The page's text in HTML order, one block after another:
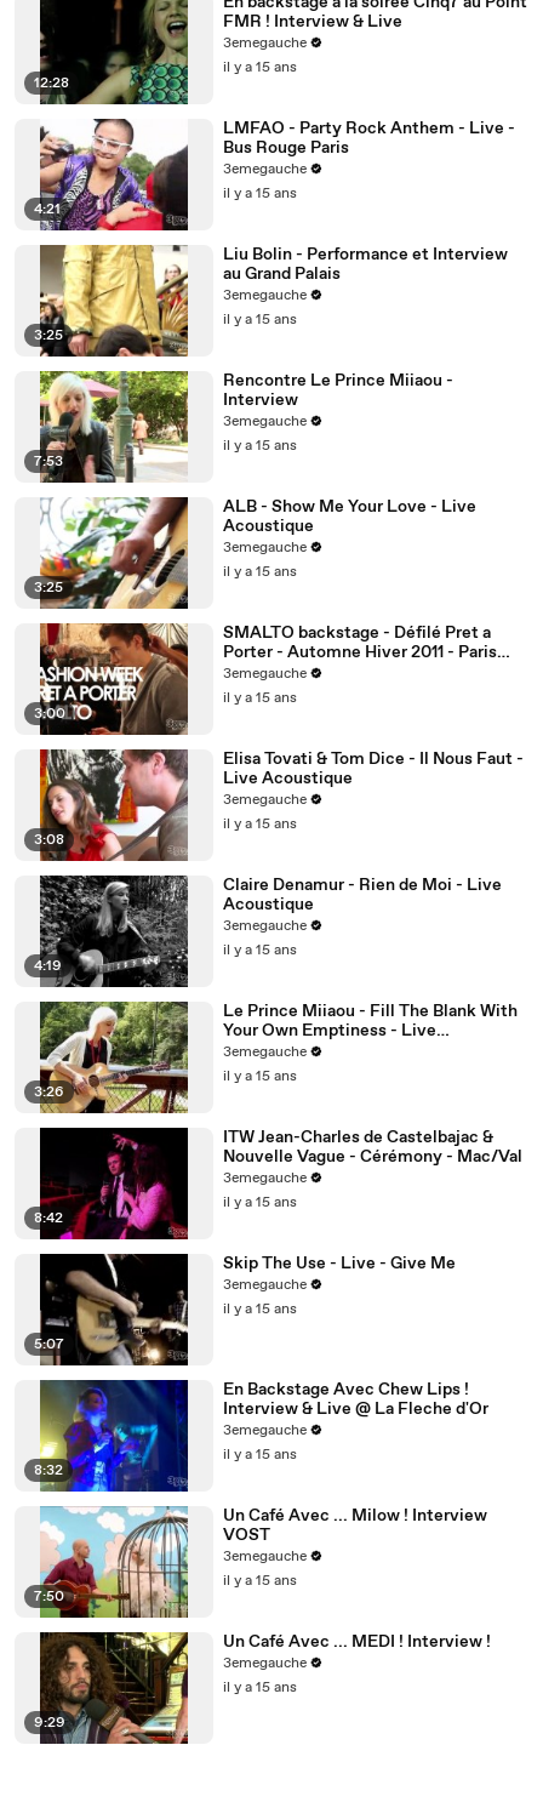
12:28
FMR ! Interview & Live
3emegauche
il y a 15 ans
4:21
LMFAO - Party Rock Anthem - Live -
Bus Rouge Paris
3emegauche
il y a 15 ans
3:25
Liu Bolin - Performance et Interview
au Grand Palais
3emegauche
il y a 15 ans
7:53
Rencontre Le Prince Miiaou -
Interview
3emegauche
il y a 15 ans
3:25
ALB - Show Me Your Love - Live
Acoustique
3emegauche
il y a 15 ans
3:00
SMALTO backstage - Défilé Pret a
Porter - Automne Hiver 2011 - Paris
Fashion Week
3emegauche
il y a 15 ans
3:08
Elisa Tovati & Tom Dice - Il Nous Faut -
Live Acoustique
3emegauche
il y a 15 ans
4:19
Claire Denamur - Rien de Moi - Live
Acoustique
3emegauche
il y a 15 ans
3:26
Le Prince Miiaou - Fill The Blank With
Your Own Emptiness - Live
Acoustique
3emegauche
il y a 15 ans
8:42
ITW Jean-Charles de Castelbajac &
Nouvelle Vague - Cérémony - Mac/Val
3emegauche
il y a 15 ans
5:07
Skip The Use - Live - Give Me
3emegauche
il y a 15 ans
8:32
En Backstage Avec Chew Lips !
Interview & Live @ La Fleche d'Or
3emegauche
il y a 15 ans
7:50
Un Café Avec ... Milow ! Interview
VOST
3emegauche
il y a 15 ans
9:29
Un Café Avec ... MEDI ! Interview !
3emegauche
il y a 15 ans